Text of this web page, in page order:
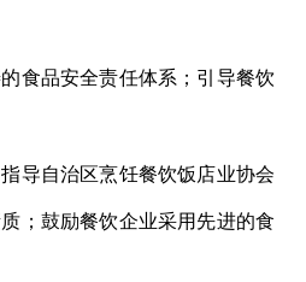
食品安全责任体系；引导餐饮
导自治区烹饪餐饮饭店业协会
；鼓励餐饮企业采用先进的食